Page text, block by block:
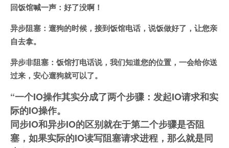
回饭馆喊一声：好了没啊！
异步阻塞：遛狗的时候，接到饭馆电话，说饭做好了，让您亲
自去拿。
异步非阻塞：饭馆打电话说，我们知道您的位置，一会给你送
过来，安心遛狗就可以了。
“一个IO操作其实分成了两个步骤：发起IO请求和实
际的IO操作。
同步IO和异步IO的区别就在于第二个步骤是否阻
塞，如果实际的IO读写阻塞请求进程，那么就是同